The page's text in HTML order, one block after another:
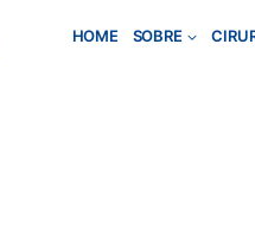
HOME SOBRE